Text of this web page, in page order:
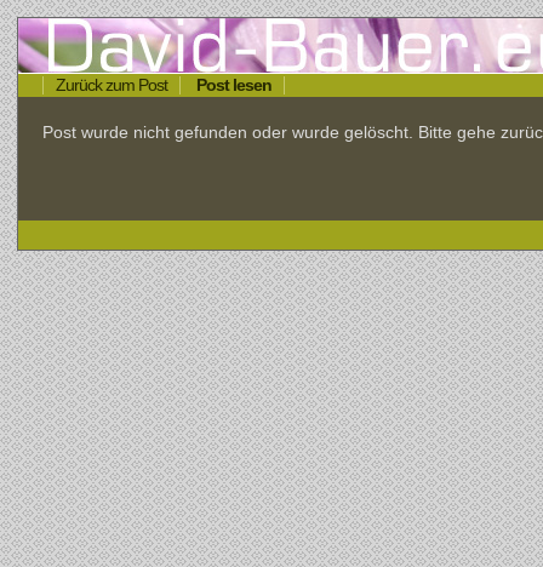
Zurück zum Post Post lesen
Post wurde nicht gefunden oder wurde gelöscht. Bitte gehe